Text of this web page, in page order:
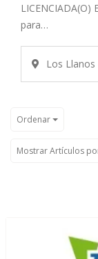
LICENCIADA(O)
para…
Los Llanos
Ordenar
Mostrar Artículos